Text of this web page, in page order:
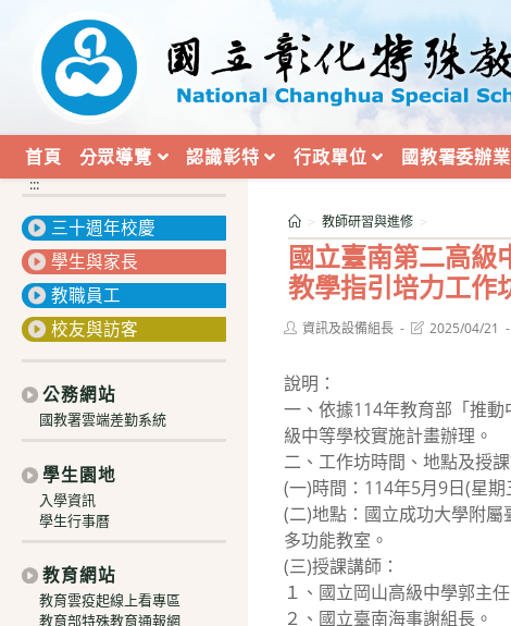
內
首頁 分眾導覽 認識彰特 行政單位 國教署委辦
國立臺南第二高級
教學指引培力工作
> 教師研習與進修 >
Post資訊及設備組長
Post2025/04/21
說明：
一、依據114年教育部「推
級中等學校實施計畫辦理。
二、工作坊時間、地點及授課
(一)時間：114年5月9日(星
(二)地點：國立成功大學附
多功能教室。
(三)授課講師：
１、國立岡山高級中學郭主任
２、國立臺南海事謝組長。
:::
三十週年校慶
學生與家長
教職員工
校友與訪客
公務網站
國教署雲端差勤系統
學生園地
入學資訊
學生行事曆
教育網站
教育雲疫起線上看專區
教育部特殊教育通報網